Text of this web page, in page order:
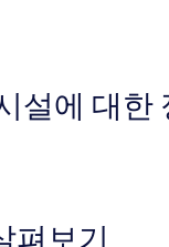
설에 대한